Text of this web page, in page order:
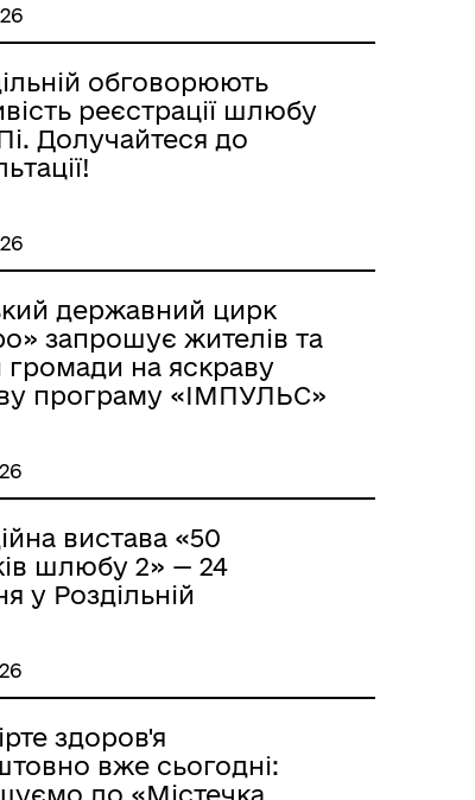
обговорюють
реєстрації шлюбу
Долучайтеся до
державний цирк
запрошує жителів та
громади на яскраву
програму «ІМПУЛЬС»
вистава «50
шлюбу 2» — 24
у Роздільній
здоров'я
вже сьогодні:
до «Містечка